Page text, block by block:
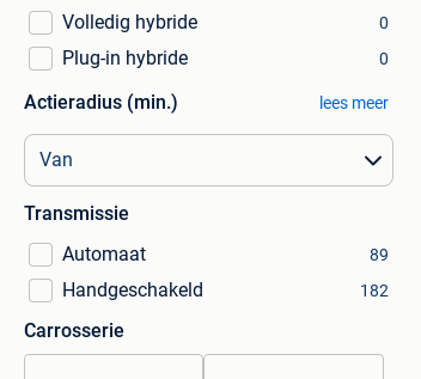
Volledig hybride 0
Plug-in hybride 0
Actieradius (min.) lees meer
Transmissie
Automaat
89
Handgeschakeld 182
Carrosserie